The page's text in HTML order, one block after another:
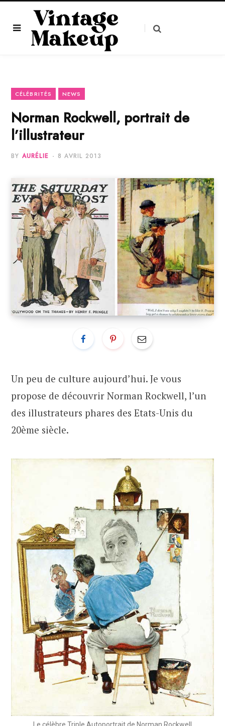
CÉLÉBRITÉS NEWS
Norman Rockwell, portrait de
l’illustrateur
BY AURÉLIE 8 AVRIL 2013
Un peu de culture aujourd’hui. Je vous
propose de découvrir Norman Rockwell, l’un
des illustrateurs phares des Etats-Unis du
20ème siècle.